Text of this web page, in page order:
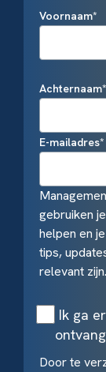
Voornaam*
Achternaam*
E-mailadres*
gebruiken
helpen en
tips,
relevant zijn.
Ik ga
Door te